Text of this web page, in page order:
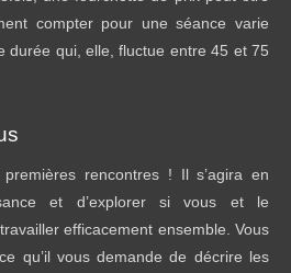
compter pour une séance varie
durée qui, elle, fluctue entre 45 et 75
rencontres ! Il s’agira en
et d’explorer si vous et le
efficacement ensemble. Vous
qu’il vous demande de décrire les